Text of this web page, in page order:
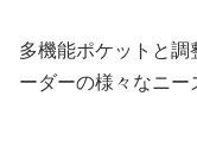
多機能ポケットと
ーダーの様々なニー